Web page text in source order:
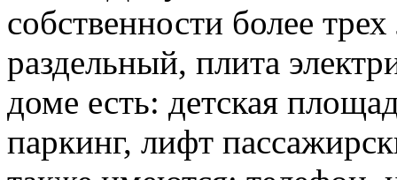
собственности более
раздельный, плита
доме есть: детская
паркинг, лифт